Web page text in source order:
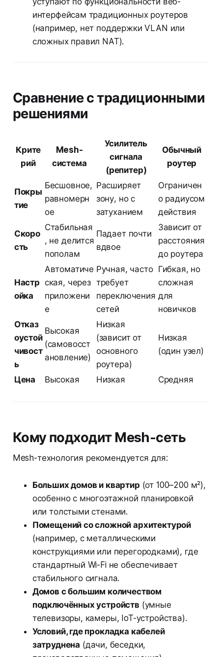
интерфейсам традиционных роутеров
(например, нет поддержки VLAN или
сложных правил NAT).
Сравнение с традиционными
решениями
Крите
рий
Mesh-
система
Усилитель
сигнала
(репитер)
Обычный
роутер
Покры
тие
Бесшовное,
равномерн
ое
Расширяет
зону, но с
затуханием
Ограничен
о радиусом
действия
Скоро
сть
Стабильная
, не делится
пополам
Падает почти
вдвое
Зависит от
расстояния
до роутера
Настр
ойка
Автоматиче
ская, через
приложени
е
Ручная, часто
требует
переключения
сетей
Гибкая, но
сложная
для
новичков
Отказ
оустой
чивост
ь
Высокая
(самовосст
ановление)
Низкая
(зависит от
основного
роутера)
Низкая
(один узел)
Цена Высокая Низкая Средняя
Кому подходит Mesh-сеть
Mesh-технология рекомендуется для:
Больших домов и квартир (от 100–200 м²),
особенно с многоэтажной планировкой
или толстыми стенами.
Помещений со сложной архитектурой
(например, с металлическими
конструкциями или перегородками), где
стандартный Wi-Fi не обеспечивает
стабильного сигнала.
Домов с большим количеством
подключённых устройств(умные
телевизоры, камеры, IoT-устройства).
Условий, где прокладка кабелей
затруднена (дачи, беседки,